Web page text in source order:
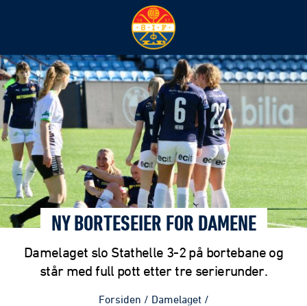
NY BORTESEIER FOR DAMENE
Damelaget slo Stathelle 3-2 på bortebane og
står med full pott etter tre serierunder.
Forsiden / Damelaget /